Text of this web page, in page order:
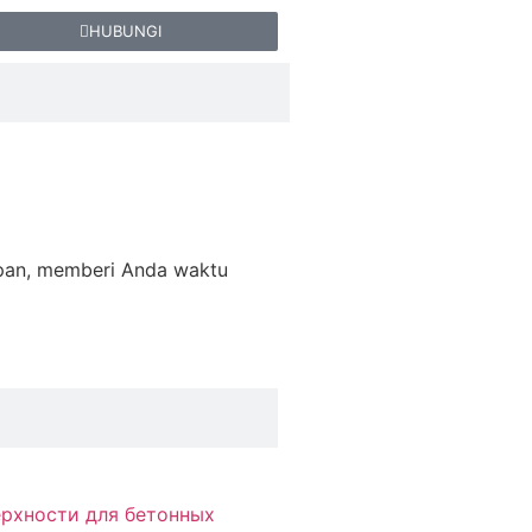
HUBUNGI
memberi Anda waktu
для бетонных